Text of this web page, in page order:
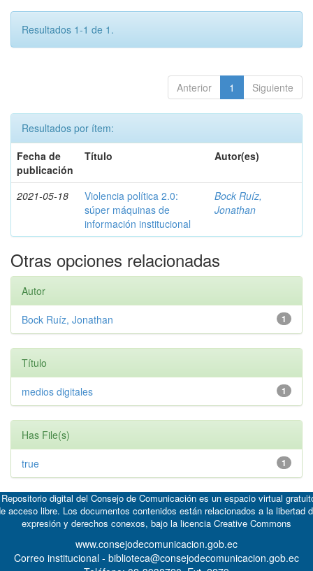
Resultados 1-1 de 1.
Anterior 1 Siguiente
Resultados por ítem:
Fecha de
publicación
Título Autor(es)
2021-05-18
Violencia política 2.0:
súper máquinas de
información institucional
Bock Ruíz,
Jonathan
Otras opciones relacionadas
Autor
1
Bock Ruíz, Jonathan
Título
1
medios digitales
Has File(s)
1
true
digital del Consejo de Comunicación es un espacio virtual
acceso libre. Los documentos contenidos están relacionados a la libertad
expresión y derechos conexos, bajo la licencia Creative Commons
www.consejodecomunicacion.gob.ec
Correo institucional - biblioteca@consejodecomunicacion.gob.ec